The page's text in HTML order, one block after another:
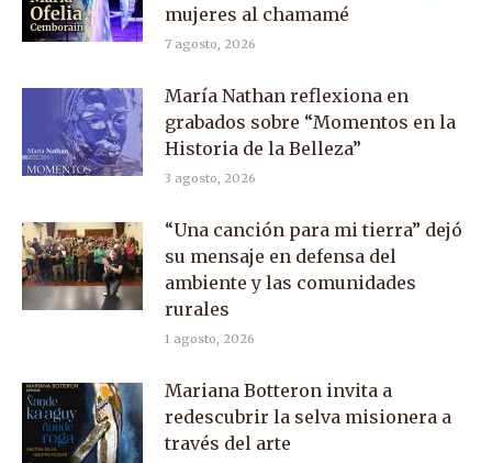
mujeres al chamamé
7 agosto, 2026
María Nathan reflexiona en
grabados sobre “Momentos en la
Historia de la Belleza”
3 agosto, 2026
“Una canción para mi tierra” dejó
su mensaje en defensa del
ambiente y las comunidades
rurales
1 agosto, 2026
Mariana Botteron invita a
redescubrir la selva misionera a
través del arte